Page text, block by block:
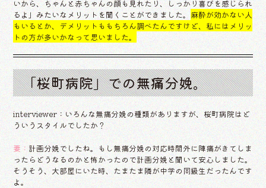
いから、ちゃんと赤ちゃんの顔も見れたり、しっかり喜びを感じられ
るよ」みたいなメリットを聞くことができました。 麻酔が効かない人
もいるとか、デメリットももちろん調べたんですけど、私にはメリッ
トの方が多いかなって思いました。
「桜町病院」での無痛分娩。
interviewer：いろんな無痛分娩の種類がありますが、桜町病院はど
ういうスタイルでしたか？
妻：計画分娩でしたね。もし無痛分娩の対応時間外に陣痛がきてしま
ったらどうなるのかと怖かったので計画分娩と聞いて安心しました。
そうそう、大部屋にいた時、たまたま隣が中学の同級生だったんです
よ。